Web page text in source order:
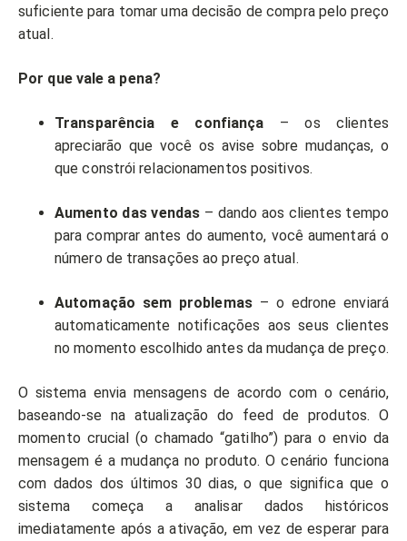
suficiente para tomar uma decisão de compra pelo preço
atual.
Por que vale a pena?
Transparência e confiança – os clientes
apreciarão que você os avise sobre mudanças, o
que constrói relacionamentos positivos.
Aumento das vendas – dando aos clientes tempo
para comprar antes do aumento, você aumentará o
número de transações ao preço atual.
Automação sem problemas– o edrone enviará
automaticamente notificações aos seus clientes
no momento escolhido antes da mudança de preço.
O sistema envia mensagens de acordo com o cenário,
baseando-se na atualização do feed de produtos. O
momento crucial (o chamado “gatilho”) para o envio da
mensagem é a mudança no produto. O cenário funciona
com dados dos últimos 30 dias, o que significa que o
sistema começa a analisar dados históricos
imediatamente após a ativação, em vez de esperar para